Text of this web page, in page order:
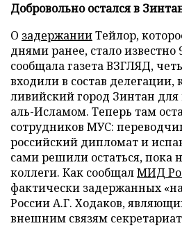
Добровольно остался в
О задержанииТейлор,
днями ранее, стало известно
сообщала газета ВЗГЛЯД,
входили в состав делегации,
ливийский город Зинтан
аль-Исламом. Теперь там
сотрудников МУС:
российский дипломат и
сами решили остаться, пока
коллеги. Как сообщалМИД
фактически задержанных
России А.Г. Ходаков,
внешним связям